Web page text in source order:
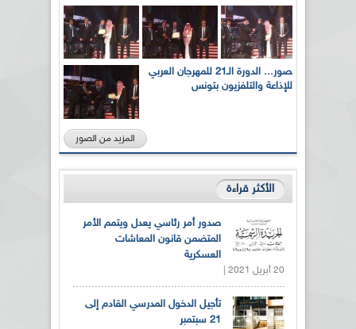
بالصور... الدورة الـ21 للمهرجان العربي
للإذاعة والتلفزيون بتونس
المزيد من الصور
الأكثر قراءة
صدور أمر رئاسي يعدل ويتمم الأمر
المتضمن قانون المعاشات
العسكرية
20 أبريل 2021 |
تأجيل الدخول المدرسي القادم إلى
21 سبتمبر